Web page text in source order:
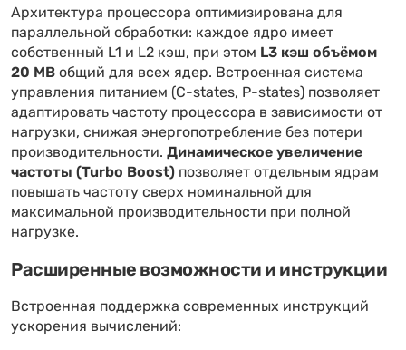
Архитектура процессора оптимизирована для
параллельной обработки: каждое ядро имеет
собственный L1 и L2 кэш, при этом L3 кэш объёмом
20 MBобщий для всех ядер. Встроенная система
управления питанием (C-states, P-states) позволяет
адаптировать частоту процессора в зависимости от
нагрузки, снижая энергопотребление без потери
производительности. Динамическое увеличение
частоты (Turbo Boost) позволяет отдельным ядрам
повышать частоту сверх номинальной для
максимальной производительности при полной
нагрузке.
Расширенные возможности и инструкции
Встроенная поддержка современных инструкций
ускорения вычислений: